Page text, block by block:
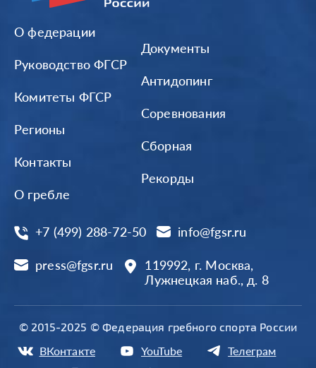
О федерации
Руководство ФГСР
Комитеты ФГСР
Регионы
Контакты
О гребле
Документы
Антидопинг
Соревнования
Сборная
Рекорды
+7 (499) 288-72-50 info@fgsr.ru
press@fgsr.ru
119992, г. Москва,
Лужнецкая наб., д. 8
© 2015-2025 © Федерация гребного спорта России
ВКонтакте YouTube Телеграм